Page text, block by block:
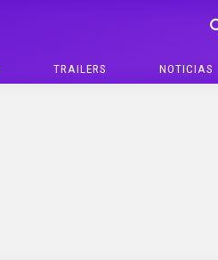
TRAILERS NOTICIAS